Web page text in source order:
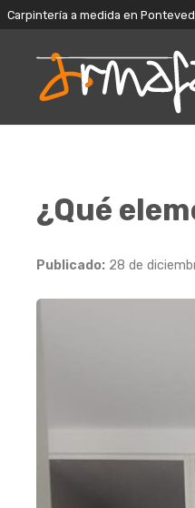
Carpintería a medida en
¿Qué
Publicado: 28 de